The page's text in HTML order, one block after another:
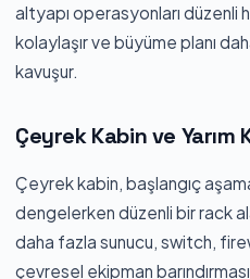
altyapı operasyonları düzenli
kolaylaşır ve büyüme planı
kavuşur.
Çeyrek Kabin ve Yarım
Çeyrek kabin, başlangıç
dengelerken düzenli bir rack
daha fazla sunucu, switch,
çevresel ekipman